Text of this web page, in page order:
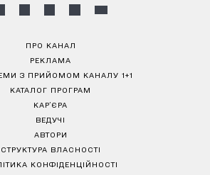
ПРО КАНАЛ
РЕКЛАМА
З ПРИЙОМОМ КАНАЛУ 1+1
КАТАЛОГ ПРОГРАМ
КАР’ЄРА
ВЕДУЧІ
АВТОРИ
СТРУКТУРА ВЛАСНОСТІ
КОНФІДЕНЦІЙНОСТІ